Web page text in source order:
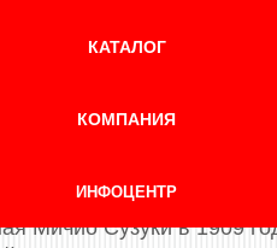
КАТАЛОГ
КОМПАНИЯ
ИНФОЦЕНТР
ремонтирует все
Every, Every Landy,
Мичио Сузуки в 1909